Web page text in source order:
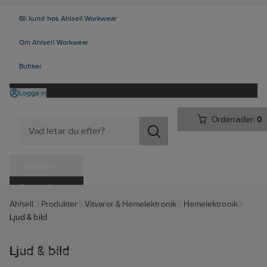
Bli kund hos Ahlsell Workwear
Om Ahlsell Workwear
Butiker
Logga in
Orderrader:0
Kampanjer
Tjänster
Handla hos oss
Ahlsell Produkter Vitvaror & Hemelektronik
Hemelektronik
Ljud & bild
Ljud & bild